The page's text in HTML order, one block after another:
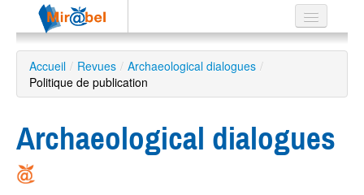
Le réseau
Soutien
Accueil / Revues / Archaeological dialogues /
Politique de publication
Archaeological dialogues